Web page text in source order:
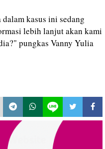
kasus ini sedang
lebih lanjut akan kami
pungkas Vanny Yulia